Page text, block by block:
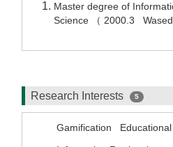
Master degree of
Science （ 2000.3
Research Interests 5
Gamification